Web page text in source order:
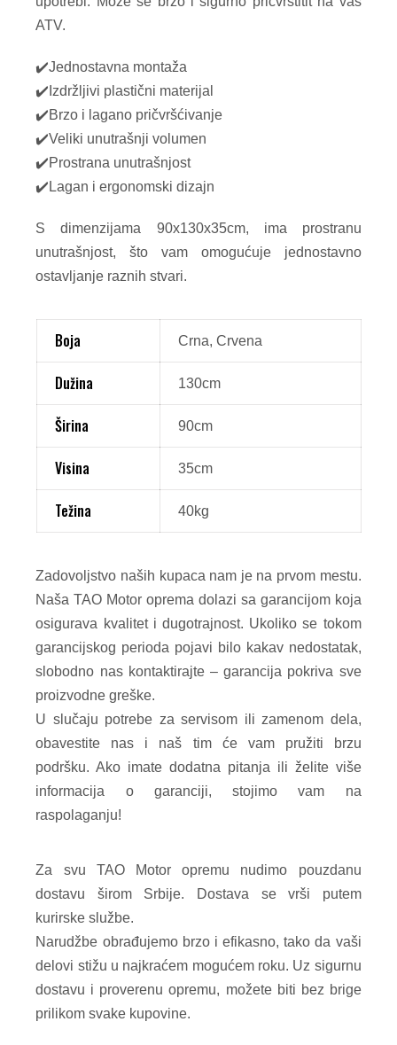
ATV.
✔️Jednostavna montaža
✔️Izdržljivi plastični materijal
✔️Brzo i lagano pričvršćivanje
✔️Veliki unutrašnji volumen
✔️Prostrana unutrašnjost
✔️Lagan i ergonomski dizajn
S dimenzijama 90x130x35cm, ima prostranu
unutrašnjost, što vam omogućuje jednostavno
ostavljanje raznih stvari.
Boja Crna, Crvena
Dužina 130cm
Širina 90cm
Visina 35cm
Težina 40kg
Zadovoljstvo naših kupaca nam je na prvom mestu.
Naša TAO Motor oprema dolazi sa garancijom koja
osigurava kvalitet i dugotrajnost. Ukoliko se tokom
garancijskog perioda pojavi bilo kakav nedostatak,
slobodno nas kontaktirajte – garancija pokriva sve
proizvodne greške.
U slučaju potrebe za servisom ili zamenom dela,
obavestite nas i naš tim će vam pružiti brzu
podršku. Ako imate dodatna pitanja ili želite više
informacija o garanciji, stojimo vam na
raspolaganju!
Za svu TAO Motor opremu nudimo pouzdanu
dostavu širom Srbije. Dostava se vrši putem
kurirske službe.
Narudžbe obrađujemo brzo i efikasno, tako da vaši
delovi stižu u najkraćem mogućem roku. Uz sigurnu
dostavu i proverenu opremu, možete biti bez brige
prilikom svake kupovine.